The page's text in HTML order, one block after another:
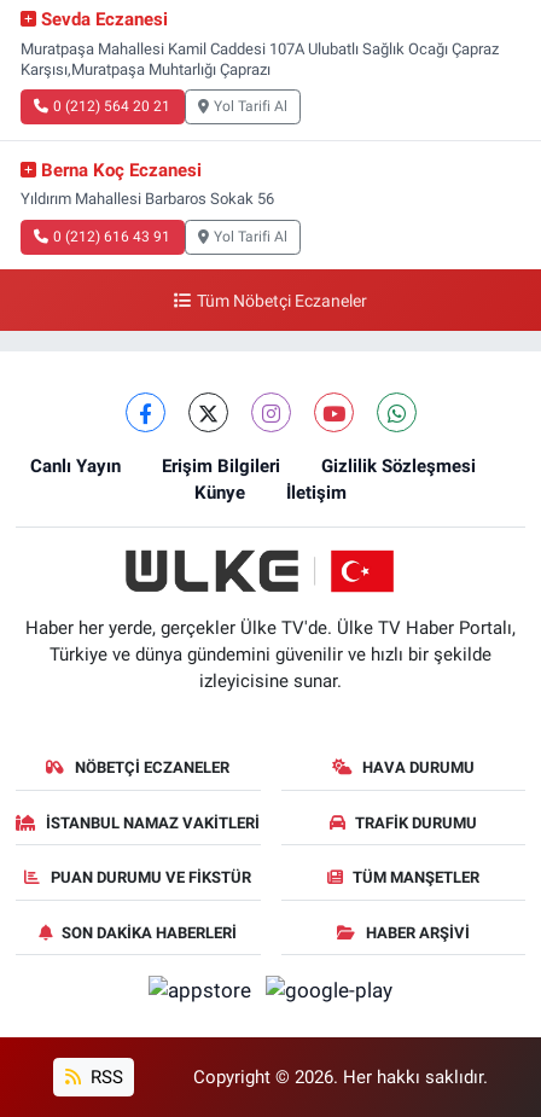
Sevda Eczanesi
Muratpaşa Mahallesi Kamil Caddesi 107A Ulubatlı Sağlık Ocağı Çapraz
Karşısı,Muratpaşa Muhtarlığı Çaprazı
0 (212) 564 20 21 Yol Tarifi Al
Berna Koç Eczanesi
Yıldırım Mahallesi Barbaros Sokak 56
0 (212) 616 43 91 Yol Tarifi Al
Tüm Nöbetçi Eczaneler
Canlı Yayın Erişim Bilgileri
Gizlilik Sözleşmesi
Künye
İletişim
Haber her yerde, gerçekler Ülke TV'de. Ülke TV Haber Portalı,
Türkiye ve dünya gündemini güvenilir ve hızlı bir şekilde
izleyicisine sunar.
NÖBETÇI ECZANELER HAVA DURUMU
İSTANBUL NAMAZ VAKITLERI TRAFIK DURUMU
PUAN DURUMU VE FIKSTÜR TÜM MANŞETLER
SON DAKIKA HABERLERI HABER ARŞIVI
RSS Copyright © 2026. Her hakkı saklıdır.